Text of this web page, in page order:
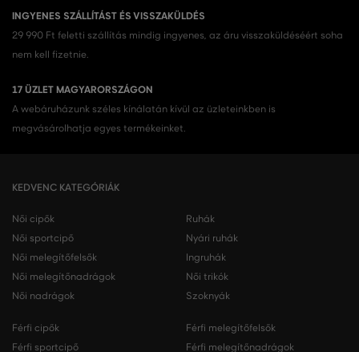
INGYENES SZÁLLÍTÁST ÉS VISSZAKÜLDÉS
29 990 Ft feletti szállítás mindig ingyenes, az áru visszaküldéséért soha
nem kell fizetnie.
17 ÜZLET MAGYARORSZÁGON
A webáruházunk széles kínálatán kívül az üzleteinkben is
megvásárolhatja egyes termékeinket.
KEDVENC KATEGÓRIÁK
Női cipők
Női sportcipő
Női melegítőfelsők
Női melegítőnadrágok
Női nadrágok
Ruhák
Nyári ruhák
Ingruhák
Női trikók
Szoknyák
Férfi cipők
Férfi sportcipő
Férfi melegítőfelsők
Férfi melegítőnadrágok